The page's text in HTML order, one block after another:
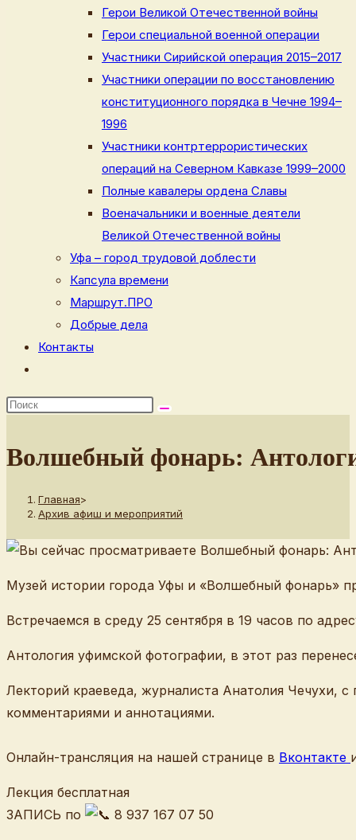
Герои Великой Отечественной войны
Герои специальной военной операции
Участники Сирийской операция 2015–2017
Участники операции по восстановлению
конституционного порядка в Чечне 1994–
1996
Участники контртеррористических
операций на Северном Кавказе 1999–2000
Полные кавалеры ордена Славы
Военачальники и военные деятели
Великой Отечественной войны
Уфа – город трудовой доблести
Капсула времени
Маршрут.ПРО
Добрые дела
Контакты
по
сайту
Волшебный фонарь:
Главная>
Архив афиш и мероприятий
Музей истории города Уфы и «Волшебный фонарь»
Встречаемся в среду 25 сентября в 19 часов по
Антология уфимской фотографии, в этот раз
Лекторий краеведа, журналиста Анатолия Чечухи,
комментариями и аннотациями.
Онлайн-трансляция на нашей странице в Вконтакте
Лекция бесплатная
ЗАПИСЬ по
8 937 167 07 50